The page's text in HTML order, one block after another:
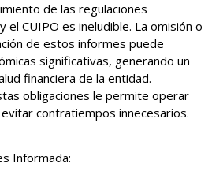
de las regulaciones
el CUIPO es ineludible. La omisión o
de estos informes puede
significativas, generando un
financiera de la entidad.
obligaciones le permite operar
contratiempos innecesarios.
Informada: